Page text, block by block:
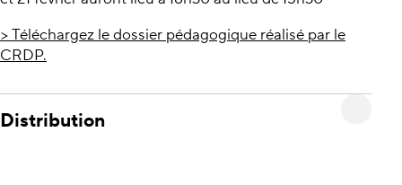
> Téléchargez le dossier pédagogique réalisé par le
CRDP.
Distribution